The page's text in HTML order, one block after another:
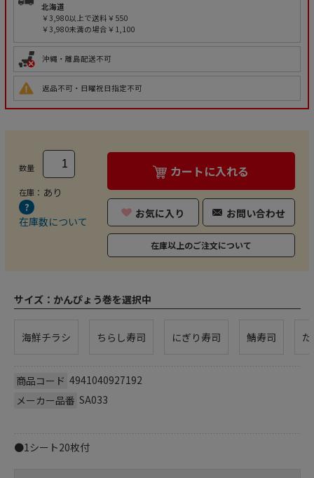
北海道
￥3,980以上で送料￥550
￥3,980未満の場合￥1,100
沖縄・離島配送不可
返品不可・日曜祝日指定不可
数量
在庫： あり
在庫数について
カートに入れる
お気に入り お問い合わせ
在庫以上のご注文について
サイズ： かんぴょう巻を選択中
海鮮チラシ ちらし寿司 にぎり寿司 鯖寿司
商品コード 4941040927192
メーカー品番 SA033
●1シート20枚付